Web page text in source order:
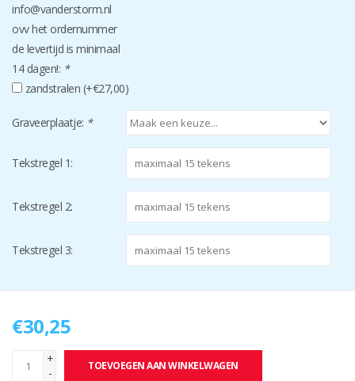
info@vanderstorm.nl
ovv het ordernummer
de levertijd is minimaal
14 dagen!: *
zandstralen (+€27,00)
Graveerplaatje: *
Tekstregel 1:
Tekstregel 2:
Tekstregel 3:
€30,25
+
-
TOEVOEGEN AAN WINKELWAGEN